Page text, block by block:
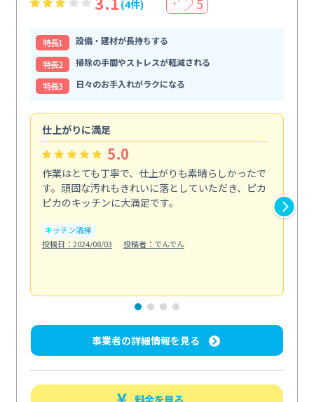
(4件) ＋ 5
特⻑1
設備・建材が長持ちする
特⻑2
掃除の手間やストレスが軽減される
特⻑3
日々のお手入れがラクになる
仕上がりに満足
5.0
作業はとても丁寧で、仕上がりも素晴らしかったで
す。頑固な汚れもきれいに落としていただき、ピカ
ピカのキッチンに大満足です。
キッチン清掃
投稿日：2024/08/03
投稿者：でんでん
事業者の詳細情報を見る